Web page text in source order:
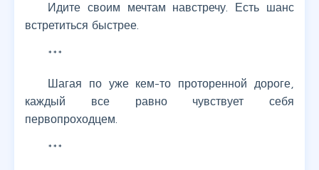
Идите своим мечтам навстречу. Есть шанс
встретиться быстрее.
***
Шагая по уже кем-то проторенной дороге,
каждый все равно чувствует себя
первопроходцем.
***